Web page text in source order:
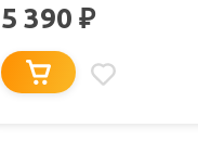
5 390 ₽